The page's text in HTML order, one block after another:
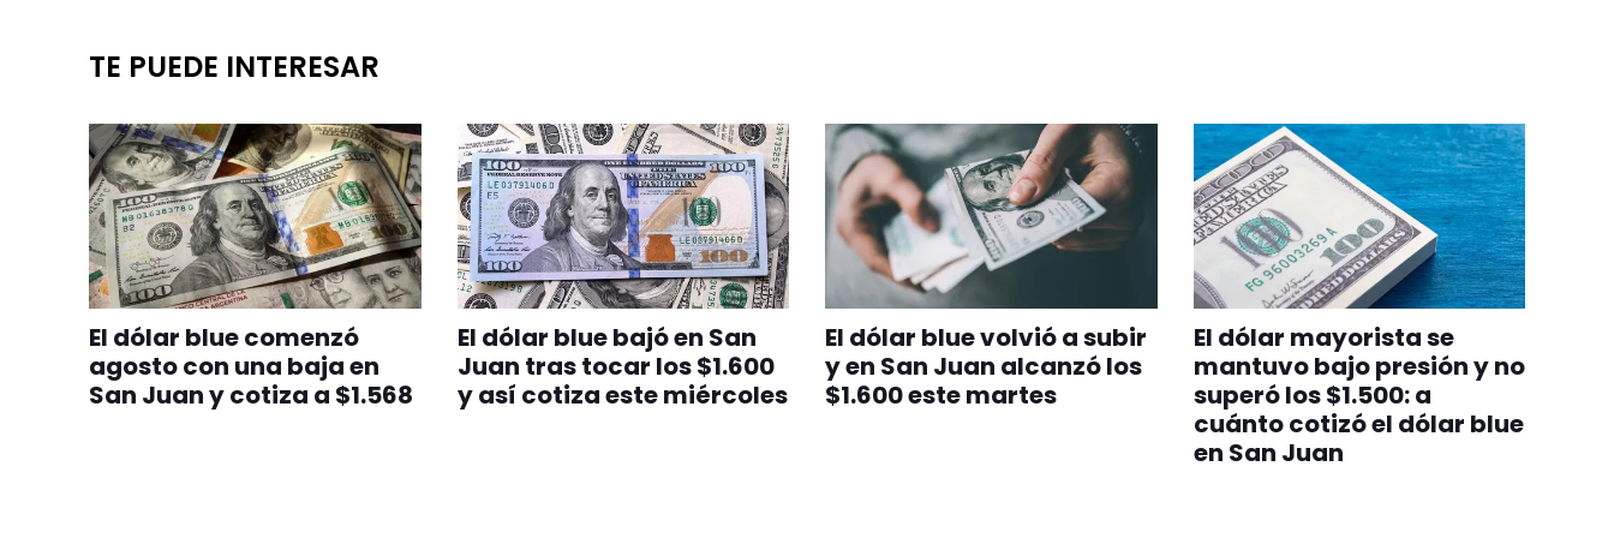
TE PUEDE INTERESAR
El dólar blue comenzó
agosto con una baja en
San Juan y cotiza a $1.568
El dólar blue bajó en San
Juan tras tocar los $1.600
y así cotiza este miércoles
El dólar blue volvió a subir
y en San Juan alcanzó los
$1.600 este martes
El dólar mayorista se
mantuvo bajo presión y no
superó los $1.500: a
cuánto cotizó el dólar blue
en San Juan